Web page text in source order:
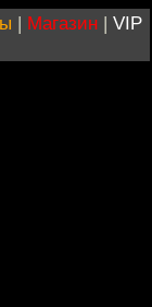
| Магазин | VIP